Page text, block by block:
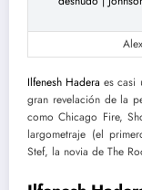
Ilfenesh Hadera es casi
gran revelación de la
como Chicago Fire,
largometraje (el
Stef, la novia de The